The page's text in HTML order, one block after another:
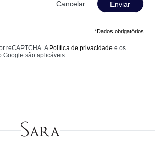
Enviar
*Dados obrigatórios
reCAPTCHA. A Política de privacidade e os
Google são aplicáveis.